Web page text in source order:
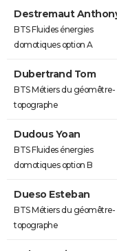
Destremaut
BTS Fluides énergies
domotiques option A
Dubertrand Tom
BTS Métiers du géomêtre-
topographe
Dudous Yoan
BTS Fluides énergies
domotiques option B
Dueso Esteban
BTS Métiers du géomêtre-
topographe